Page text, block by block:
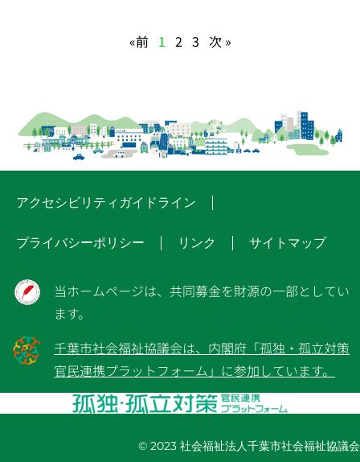
«前 1 2 3 次 »
アクセシビリティガイドライン
プライバシーポリシー リンク サイトマップ
当ホームページは、共同募金を財源の一部としてい
ます。
千葉市社会福祉協議会は、内閣府「孤独・孤立対策
官民連携プラットフォーム」に参加しています。
© 2023 社会福祉法人千葉市社会福祉協議会